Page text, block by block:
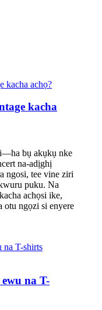
kacha
bụ akụkụ nke
na-adịghị
ngosi, tee vine ziri
puku. Na
achọsi ike,
otu ngọzi si enyere
na T-